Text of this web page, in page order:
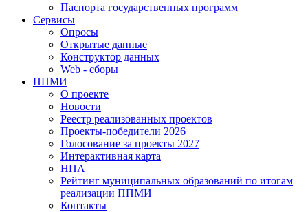
Паспорта государственных программ
Сервисы
Опросы
Открытые данные
Конструктор данных
Web - сборы
ППМИ
О проекте
Новости
Реестр реализованных проектов
Проекты-победители 2026
Голосование за проекты 2027
Интерактивная карта
НПА
Рейтинг муниципальных образований по итогам
реализации ППМИ
Контакты